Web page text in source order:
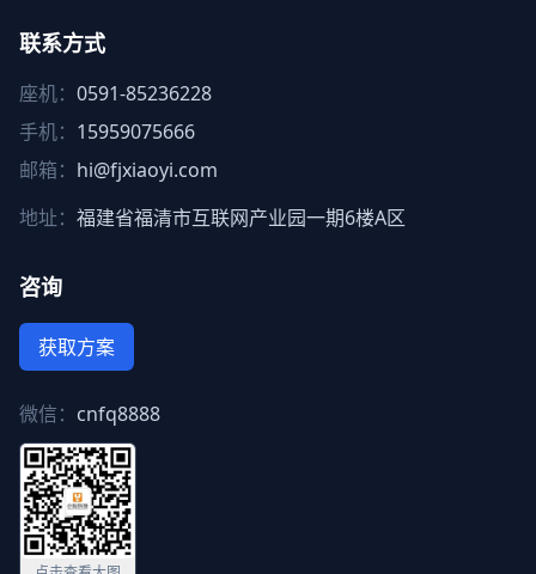
联系方式
座机： 0591-85236228
手机： 15959075666
邮箱： hi@fjxiaoyi.com
地址： 福建省福清市互联网产业园一期6楼A区
咨询
获取方案
微信： cnfq8888